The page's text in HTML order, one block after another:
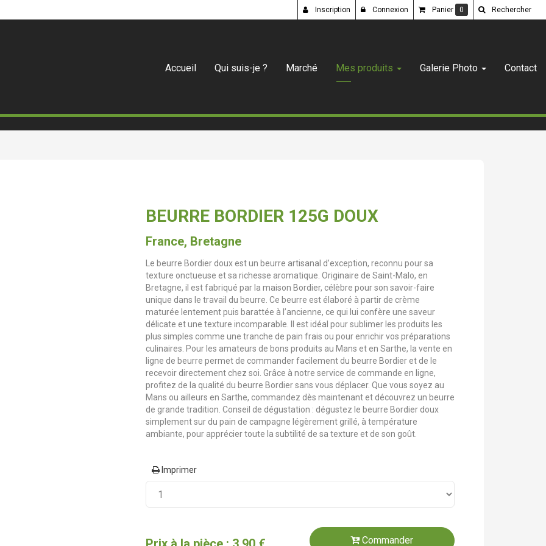
Accueil Qui suis-je ? Marché Mes produits Galerie Photo Contact
BEURRE BORDIER 125G DOUX
France, Bretagne
Le beurre Bordier doux est un beurre artisanal d’exception, reconnu pour sa
texture onctueuse et sa richesse aromatique. Originaire de Saint-Malo, en
Bretagne, il est fabriqué par la maison Bordier, célèbre pour son savoir-faire
unique dans le travail du beurre. Ce beurre est élaboré à partir de crème
maturée lentement puis barattée à l’ancienne, ce qui lui confère une saveur
délicate et une texture incomparable. Il est idéal pour sublimer les produits les
plus simples comme une tranche de pain frais ou pour enrichir vos préparations
culinaires. Pour les amateurs de bons produits au Mans et en Sarthe, la vente en
ligne de beurre permet de commander facilement du beurre Bordier et de le
recevoir directement chez soi. Grâce à notre service de commande en ligne,
profitez de la qualité du beurre Bordier sans vous déplacer. Que vous soyez au
Mans ou ailleurs en Sarthe, commandez dès maintenant et découvrez un beurre
de grande tradition. Conseil de dégustation : dégustez le beurre Bordier doux
simplement sur du pain de campagne légèrement grillé, à température
ambiante, pour apprécier toute la subtilité de sa texture et de son goût.
Imprimer
Commander
Inscription Connexion Panier 0 Rechercher